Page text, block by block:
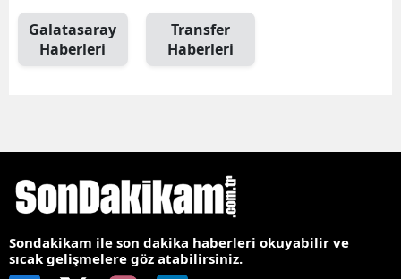
Galatasaray
Haberleri
Transfer
Haberleri
Sondakikam ile son dakika haberleri okuyabilir ve
sıcak gelişmelere göz atabilirsiniz.